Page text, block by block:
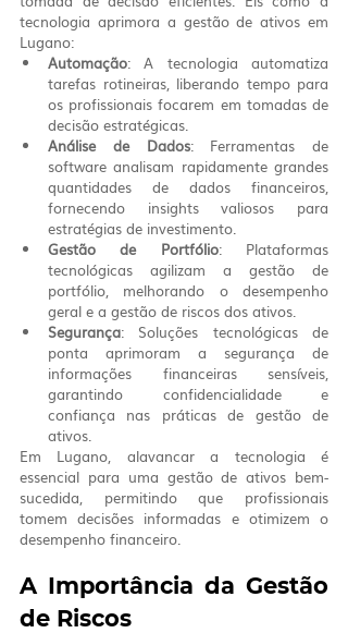
tecnologia aprimora a gestão de ativos em
Lugano:
Automação: A tecnologia automatiza
tarefas rotineiras, liberando tempo para
os profissionais focarem em tomadas de
decisão estratégicas.
Análise de Dados: Ferramentas de
software analisam rapidamente grandes
quantidades de dados financeiros,
fornecendo insights valiosos para
estratégias de investimento.
Gestão de Portfólio: Plataformas
tecnológicas agilizam a gestão de
portfólio, melhorando o desempenho
geral e a gestão de riscos dos ativos.
Segurança: Soluções tecnológicas de
ponta aprimoram a segurança de
informações financeiras sensíveis,
garantindo confidencialidade e
confiança nas práticas de gestão de
ativos.
Em Lugano, alavancar a tecnologia é
essencial para uma gestão de ativos bem-
sucedida, permitindo que profissionais
tomem decisões informadas e otimizem o
desempenho financeiro.
A Importância da Gestão
de Riscos